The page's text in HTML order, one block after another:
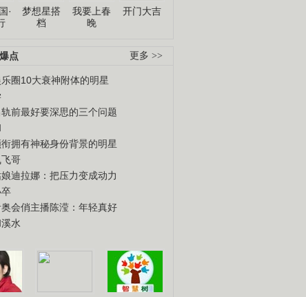
·
梦想星搭
档
我要上春
晚
开门大吉
更多 >>
点
圈10大衰神附体的明星
前最好要深思的三个问题
拥有神秘身份背景的明星
哥
迪拉娜：把压力变成动力
会俏主播陈滢：年轻真好
水